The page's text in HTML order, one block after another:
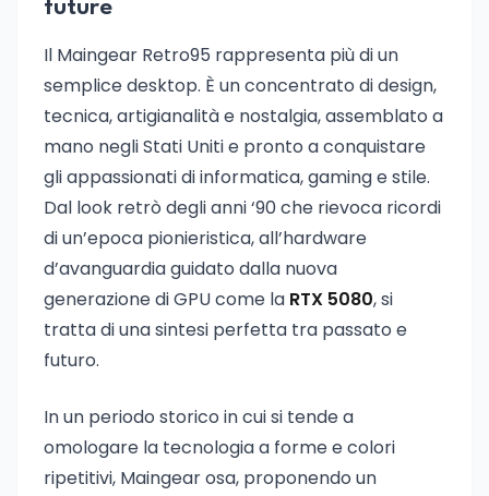
future
Il Maingear Retro95 rappresenta più di un
semplice desktop. È un concentrato di design,
tecnica, artigianalità e nostalgia, assemblato a
mano negli Stati Uniti e pronto a conquistare
gli appassionati di informatica, gaming e stile.
Dal look retrò degli anni ‘90 che rievoca ricordi
di un’epoca pionieristica, all’hardware
d’avanguardia guidato dalla nuova
generazione di GPU come la RTX 5080, si
tratta di una sintesi perfetta tra passato e
futuro.
In un periodo storico in cui si tende a
omologare la tecnologia a forme e colori
ripetitivi, Maingear osa, proponendo un